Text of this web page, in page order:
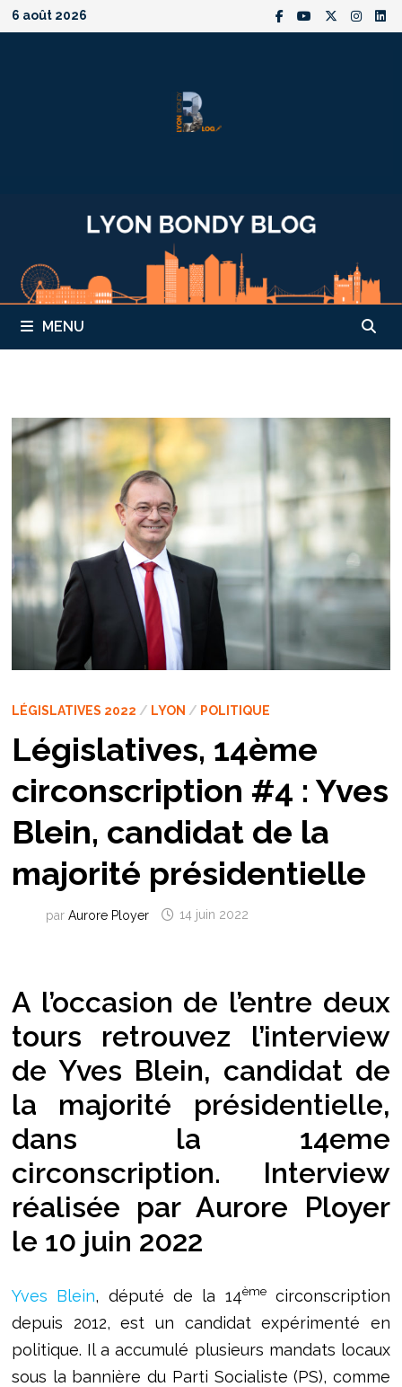
Passer
au
6 août 2026
MENU
LÉGISLATIVES 2022 / LYON / POLITIQUE
Législatives, 14ème
circonscription #4 : Yves
Blein, candidat de la
majorité présidentielle
par Aurore Ployer 14 juin 2022
A l’occasion de l’entre deux
tours retrouvez l’interview
de Yves Blein, candidat de
la majorité présidentielle,
dans la 14eme
circonscription. Interview
réalisée par Aurore Ployer
le 10 juin 2022
Yves Blein, député de la 14èmecirconscription
depuis 2012, est un candidat expérimenté en
politique. Il a accumulé plusieurs mandats locaux
sous la bannière du Parti Socialiste (PS), comme